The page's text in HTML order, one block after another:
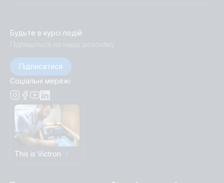
Будьте в курсі подій
Підпишіться на нашу розсилку
Підписатися
Соціальні мережі
This is Victron